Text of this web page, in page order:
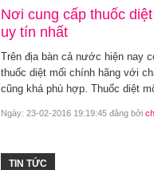
Nơi cung cấp thuốc
uy tín nhất
Trên địa bàn cả nước hiện nay
thuốc diệt mối chính hãng với
cũng khá phù hợp. Thuốc diệt
Ngày: 23-02-2016 19:19:45 đăng bởi
TIN TỨC